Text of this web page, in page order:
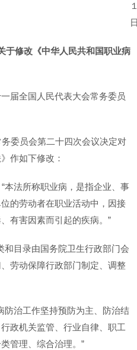
于修改《中华人民共和国职业病
届全国人民代表大会常务委员
委员会第二十四次会议决定对
作如下修改：
法所称职业病，是指企业、事
的劳动者在职业活动中，因接
有害因素而引起的疾病。”
目录由国务院卫生行政部门会
劳动保障行政部门制定、调整
治工作坚持预防为主、防治结
政机关监管、行业自律、职工
管理、综合治理。”